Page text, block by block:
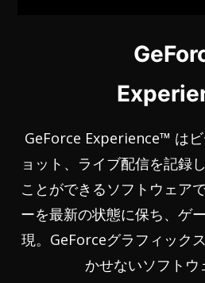
GeForce Experience™ は
ョット、ライブ配信を記録
ことができるソフトウェア
ーを最新の状態に保ち、ゲ
現。GeForceグラフィック
かせないソフトウ